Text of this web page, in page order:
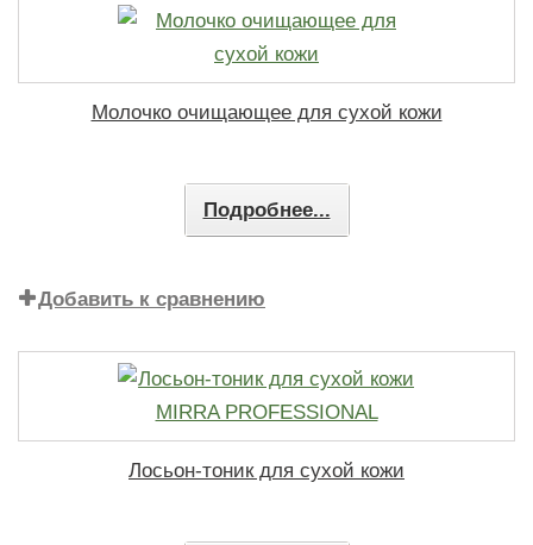
Молочко очищающее для сухой кожи
Подробнее...
Добавить к сравнению
Лосьон-тоник для сухой кожи